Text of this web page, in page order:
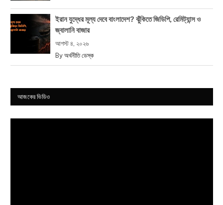
ইরান যুদ্ধের মূল্য দেবে বাংলাদেশ? ঝুঁকিতে জিডিপি, রেমিট্যান্স ও
জ্বালানি বাজার
আগস্ট ৪, ২০২৬
By অর্থনীতি ডেস্ক
আজকের ভিডিও